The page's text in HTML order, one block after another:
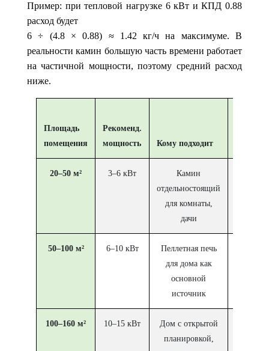
Пример: при тепловой нагрузке 6 кВт и КПД 0.88
расход будет
6 ÷ (4.8 × 0.88) ≈ 1.42 кг/ч на максимуме. В
реальности камин большую часть времени работает
на частичной мощности, поэтому средний расход
ниже.
Площадь
помещения
Рекоменд.
мощность
Кому подходит
20–50 м² 3–6 кВт
Камин
отдельностоящий
для комнаты,
дачи
50–100 м² 6–10 кВт
Пеллетная печь
для дома как
основной
источник
100–160 м² 10–15 кВт
Дом с открытой
планировкой,